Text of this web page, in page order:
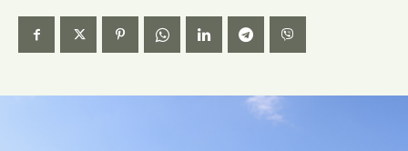
Patrimoniu
Produs Acasă